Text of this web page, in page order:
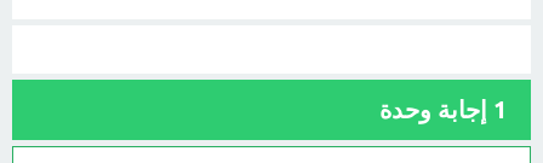
1 إجابة وحدة